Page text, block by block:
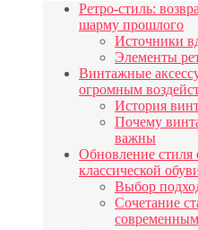
Ретро-стиль:
шарму прошлого
Источники
Элементы
Винтажные
огромным
История
Почему
важны
Обновление стиля
классической
Выбор
Сочетание